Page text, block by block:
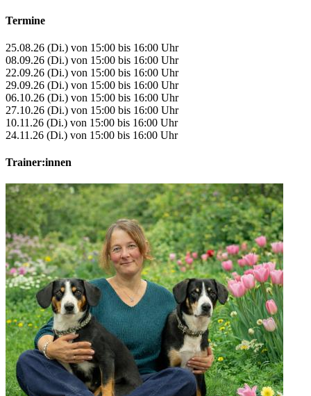
Termine
25.08.26 (Di.) von 15:00 bis 16:00 Uhr
08.09.26 (Di.) von 15:00 bis 16:00 Uhr
22.09.26 (Di.) von 15:00 bis 16:00 Uhr
29.09.26 (Di.) von 15:00 bis 16:00 Uhr
06.10.26 (Di.) von 15:00 bis 16:00 Uhr
27.10.26 (Di.) von 15:00 bis 16:00 Uhr
10.11.26 (Di.) von 15:00 bis 16:00 Uhr
24.11.26 (Di.) von 15:00 bis 16:00 Uhr
Trainer:innen